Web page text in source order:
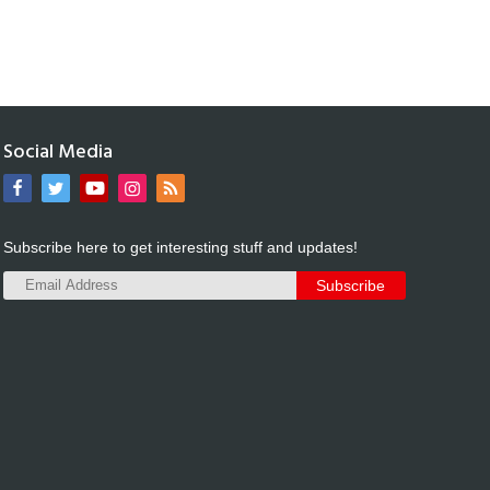
Social Media
Subscribe here to get interesting stuff and updates!